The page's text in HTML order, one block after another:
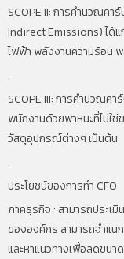
SCOPE II: การคำนวณค
Indirect Emissions) ได้แ
ไฟฟ้า พลังงานความร้อน พ
.
SCOPE III: การคำนวณค
พนักงานด้วยพาหนะที่ไม่ใ
วัสดุอุปกรณ์ต่างๆ เป็นต้น
.
ประโยชน์ของการทำ CFO
ภาคธุรกิจ : สามารถประเ
ขององค์กร สามารถจำแน
และหาแนวทางเพื่อลดขน